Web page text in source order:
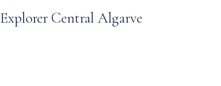
Explorer Central Algarve